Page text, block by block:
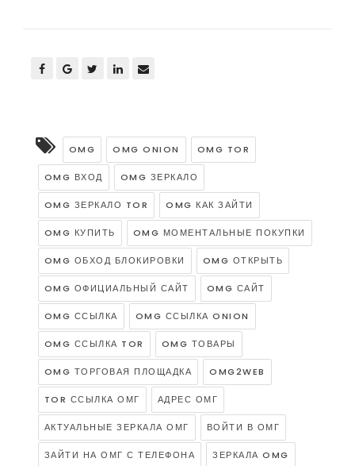
OMG OMG ONION OMG TOR
OMG ВХОД OMG ЗЕРКАЛО
OMG ЗЕРКАЛО TOR OMG КАК ЗАЙТИ
OMG КУПИТЬ OMG МОМЕНТАЛЬНЫЕ ПОКУПКИ
OMG ОБХОД БЛОКИРОВКИ OMG ОТКРЫТЬ
OMG ОФИЦИАЛЬНЫЙ САЙТ OMG САЙТ
OMG ССЫЛКА OMG ССЫЛКА ONION
OMG ССЫЛКА TOR OMG ТОВАРЫ
OMG ТОРГОВАЯ ПЛОЩАДКА OMG2WEB
TOR ССЫЛКА ОМГ АДРЕС ОМГ
АКТУАЛЬНЫЕ ЗЕРКАЛА ОМГ ВОЙТИ В ОМГ
ЗАЙТИ НА ОМГ С ТЕЛЕФОНА ЗЕРКАЛА OMG